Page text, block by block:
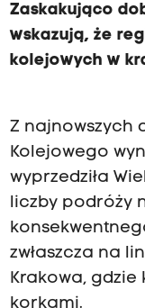
Zaskakująco
wskazują, że
kolejowych w
Z najnowszych
Kolejowego
wyprzedziła
liczby podróży
zwłaszcza na
Krakowa,
korkami.